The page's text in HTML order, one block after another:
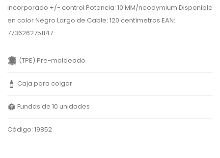
incorporado +/- control Potencia: 10 MM/neodymium Disponible
en color Negro Largo de Cable: 120 centímetros EAN:
7736262751147
(TPE) Pre-moldeado
Caja para colgar
Fundas de 10 unidades
Código: 19852